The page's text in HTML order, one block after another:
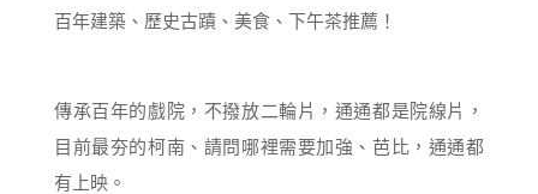
傳承百年的戲院，不撥放二輪片，通通都是院線片，
目前最夯的柯南、請問哪裡需要加強、芭比，通通都
有上映。